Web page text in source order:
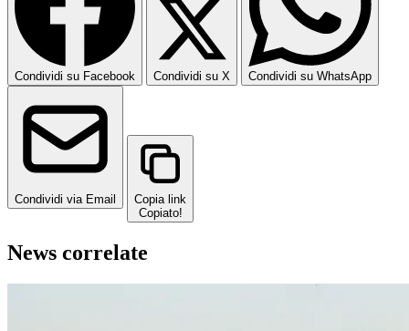
Condividi su Facebook Condividi su X Condividi su WhatsApp
Condividi via Email
Copia link
Copiato!
News correlate